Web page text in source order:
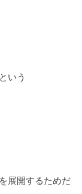
いう
展開するためだ